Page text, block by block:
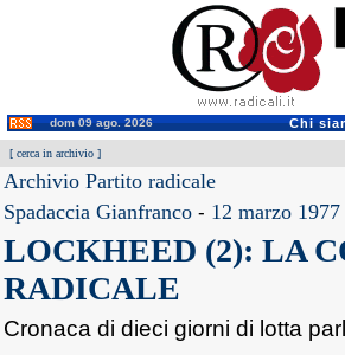
dom 09 ago. 2026 Chi
[ cerca in archivio ]
Archivio Partito radicale
Spadaccia Gianfranco - 12 marzo 1977
LOCKHEED (2): LA
RADICALE
Cronaca di dieci giorni di lotta